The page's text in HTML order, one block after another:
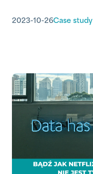
2023-10-26Case study